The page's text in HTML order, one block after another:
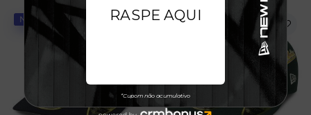
NOVIDADE NOVIDADE